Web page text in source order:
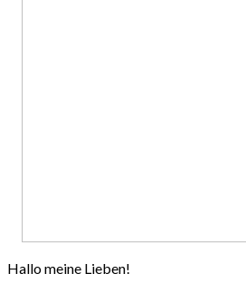
Hallo meine Lieben!